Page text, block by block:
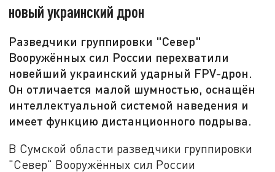
новый украинский дрон
Разведчики группировки "Север"
Вооружённых сил России перехватили
новейший украинский ударный FPV-дрон.
Он отличается малой шумностью, оснащён
интеллектуальной системой наведения и
имеет функцию дистанционного подрыва.
В Сумской области разведчики группировки
"Север" Вооружённых сил России